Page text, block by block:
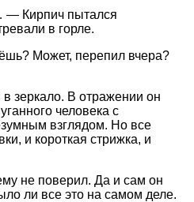
Кирпич пытался
в горле.
Может, перепил вчера?
в зеркало. В отражении он
человека с
взглядом. Но все
и короткая стрижка, и
не поверил. Да и сам он
ли все это на самом деле.